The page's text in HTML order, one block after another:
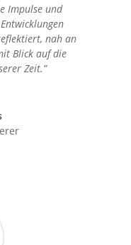
Impulse und
nah an
Blick auf die
Zeit.”